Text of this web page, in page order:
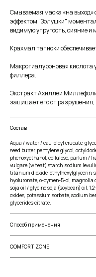
Смываемая маска «на
эффектом "Золушки"
видимую упругость, сияние и
Крахмал тапиоки
Макрогиалуроновая
филлера.
Экстракт Ахиллеи
защищает его от
Состав
Aqua / water / eau, oleyl erucate,
seed butter, pentylene glycol,
phenoxyethanol, cellulose, parfum /
vulgare (wheat) starch, sodium
titanium dioxide, ethylhexylglycerin,
hyoluronate, o-cymen-5-ol,
soja oil / glycine soja (soybean) oil,
oxides, potassium sorbate, sodium
glycerides citrate.
Способ применения
COMFORT ZONE